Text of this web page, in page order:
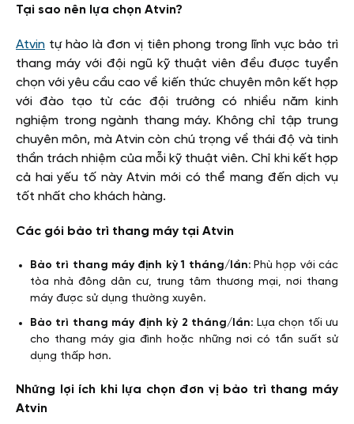
Tại sao nên lựa chọn Atvin?
Atvin tự hào là đơn vị tiên phong trong lĩnh vực bảo trì
thang máy với đội ngũ kỹ thuật viên đều được tuyển
chọn với yêu cầu cao về kiến thức chuyên môn kết hợp
với đào tạo từ các đội trưởng có nhiều năm kinh
nghiệm trong ngành thang máy. Không chỉ tập trung
chuyên môn, mà Atvin còn chú trọng về thái độ và tinh
thần trách nhiệm của mỗi kỹ thuật viên. Chỉ khi kết hợp
cả hai yếu tố này Atvin mới có thể mang đến dịch vụ
tốt nhất cho khách hàng.
Các gói bảo trì thang máy tại Atvin
Bảo trì thang máy định kỳ 1 tháng/lần: Phù hợp với các
tòa nhà đông dân cư, trung tâm thương mại, nơi thang
máy được sử dụng thường xuyên.
Bảo trì thang máy định kỳ 2 tháng/lần: Lựa chọn tối ưu
cho thang máy gia đình hoặc những nơi có tần suất sử
dụng thấp hơn.
Những lợi ích khi lựa chọn đơn vị bảo trì thang máy
Atvin